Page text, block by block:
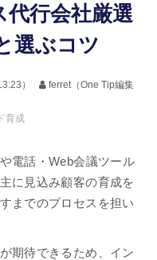
行会社厳選
選ぶコツ
）
ferret（One Tip編集
育成
電話・Web会議ツール
に見込み顧客の育成を
までのプロセスを担い
期待できるため、イン